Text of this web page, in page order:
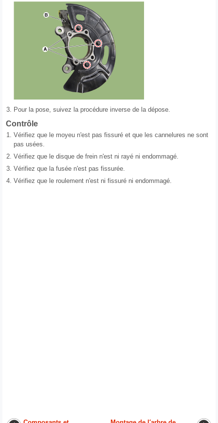
3. Pour la pose, suivez la procédure inverse de la dépose.
Contrôle
1. Vérifiez que le moyeu n'est pas fissuré et que les cannelures ne sont
pas usées.
2. Vérifiez que le disque de frein n'est ni rayé ni endommagé.
3. Vérifiez que la fusée n'est pas fissurée.
4. Vérifiez que le roulement n'est ni fissuré ni endommagé.